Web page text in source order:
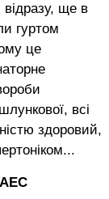
ще в
гуртом
це
всі
здоровий,